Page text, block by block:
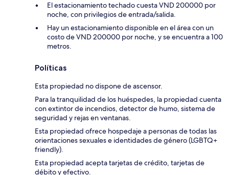
El estacionamiento techado cuesta VND 200000 por
noche, con privilegios de entrada/salida.
Hay un estacionamiento disponible en el área con un
costo de VND 200000 por noche, y se encuentra a 100
metros.
Políticas
Esta propiedad no dispone de ascensor.
Para la tranquilidad de los huéspedes, la propiedad cuenta
con extintor de incendios, detector de humo, sistema de
seguridad y rejas en ventanas.
Esta propiedad ofrece hospedaje a personas de todas las
orientaciones sexuales e identidades de género (LGBTQ+
friendly).
Esta propiedad acepta tarjetas de crédito, tarjetas de
débito y efectivo.